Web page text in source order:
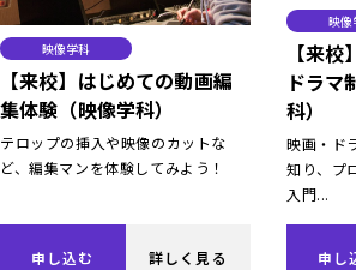
映像学科
【来校】はじめての動画編
集体験（映像学科）
テロップの挿入や映像のカットな
ど、編集マンを体験してみよう！
申し込む 詳しく見る
映像
【来
ドラマ
科）
映画・ド
知り、プ
入門...
申し